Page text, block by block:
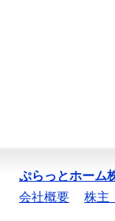
ぷらっとホーム
会社概要
株主